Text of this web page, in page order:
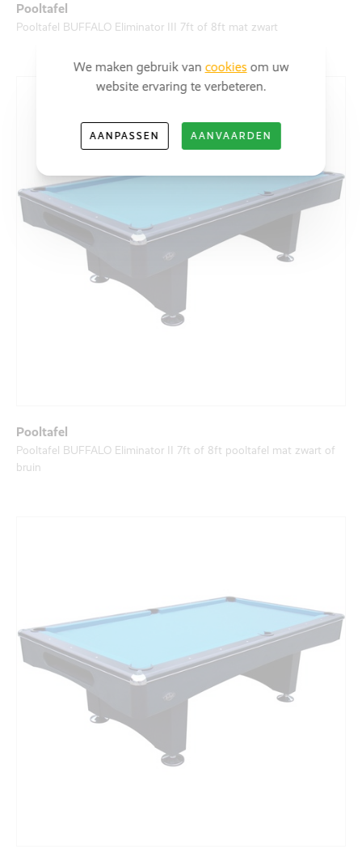
Pooltafel
Pooltafel BUFFALO Eliminator III 7ft of 8ft mat zwart
Pooltafel
Pooltafel BUFFALO Eliminator II 7ft of 8ft pooltafel mat zwart of
bruin
We maken gebruik van cookies om uw
website ervaring te verbeteren.
AANPASSEN AANVAARDEN